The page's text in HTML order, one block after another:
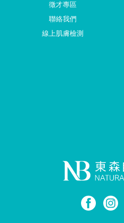
徵才專區
聯絡我們
線上肌膚檢測